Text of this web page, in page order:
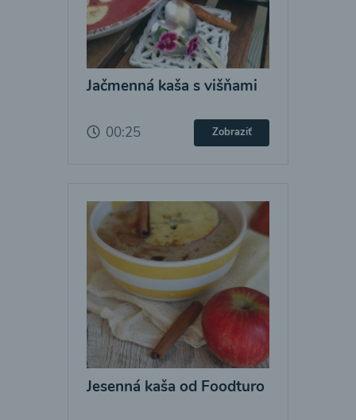
Jačmenná kaša s višňami
00:25 Zobraziť
Jesenná kaša od Foodturo